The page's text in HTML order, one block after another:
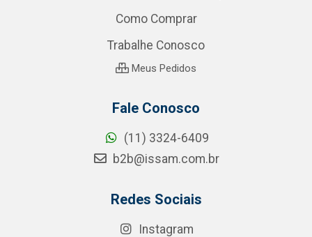
Como Comprar
Trabalhe Conosco
Meus Pedidos
Fale Conosco
(11) 3324-6409
b2b@issam.com.br
Redes Sociais
Instagram